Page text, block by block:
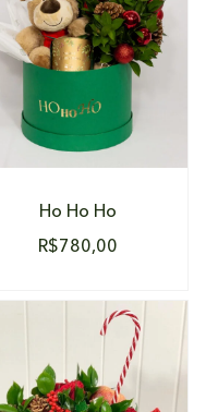
DETALHES
Ho Ho Ho
R$780,00